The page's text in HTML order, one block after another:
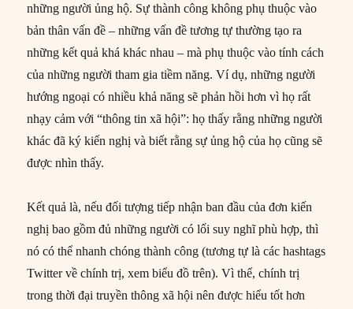
những người ủng hộ. Sự thành công không phụ thuộc vào
bản thân vấn đề – những vấn đề tương tự thường tạo ra
những kết quả khá khác nhau – mà phụ thuộc vào tính cách
của những người tham gia tiềm năng. Ví dụ, những người
hướng ngoại có nhiều khả năng sẽ phản hồi hơn vì họ rất
nhạy cảm với “thông tin xã hội”: họ thấy rằng những người
khác đã ký kiến nghị và biết rằng sự ủng hộ của họ cũng sẽ
được nhìn thấy.
Kết quả là, nếu đối tượng tiếp nhận ban đầu của đơn kiến
nghị bao gồm đủ những người có lối suy nghĩ phù hợp, thì
nó có thể nhanh chóng thành công (tương tự là các hashtags
Twitter về chính trị, xem biểu đồ trên). Vì thế, chính trị
trong thời đại truyền thông xã hội nên được hiểu tốt hơn